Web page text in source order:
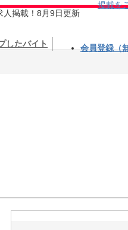
人掲載！8月9日更新
掲載を
したバイト 会員登録（